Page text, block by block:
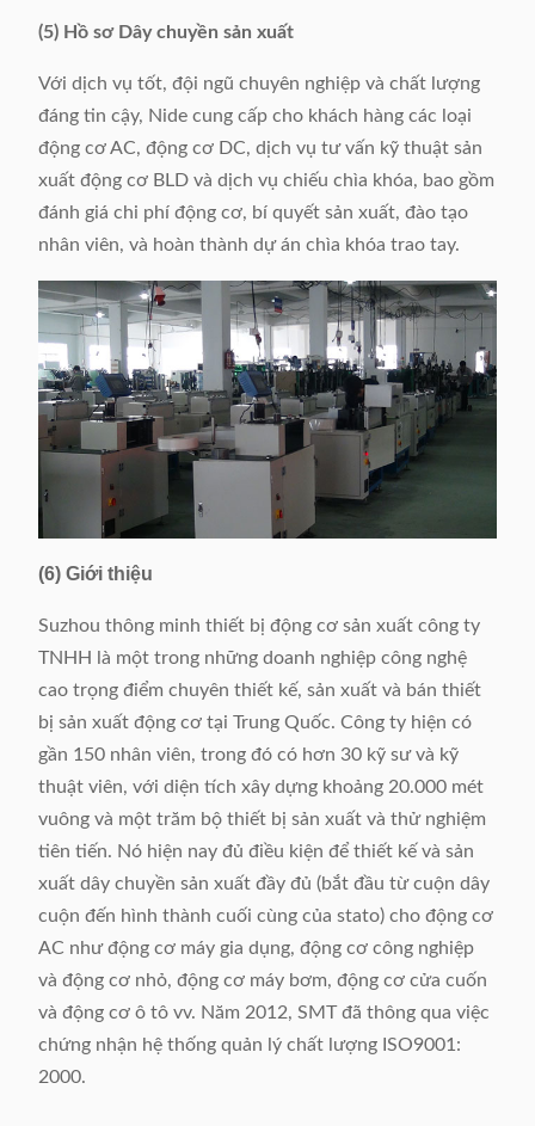
(5) Hồ sơ Dây chuyền sản xuất
Với dịch vụ tốt, đội ngũ chuyên nghiệp và chất lượng
đáng tin cậy, Nide cung cấp cho khách hàng các loại
động cơ AC, động cơ DC, dịch vụ tư vấn kỹ thuật sản
xuất động cơ BLD và dịch vụ chiếu chìa khóa, bao gồm
đánh giá chi phí động cơ, bí quyết sản xuất, đào tạo
nhân viên, và hoàn thành dự án chìa khóa trao tay.
(6) Giới thiệu
Suzhou thông minh thiết bị động cơ sản xuất công ty
TNHH là một trong những doanh nghiệp công nghệ
cao trọng điểm chuyên thiết kế, sản xuất và bán thiết
bị sản xuất động cơ tại Trung Quốc. Công ty hiện có
gần 150 nhân viên, trong đó có hơn 30 kỹ sư và kỹ
thuật viên, với diện tích xây dựng khoảng 20.000 mét
vuông và một trăm bộ thiết bị sản xuất và thử nghiệm
tiên tiến. Nó hiện nay đủ điều kiện để thiết kế và sản
xuất dây chuyền sản xuất đầy đủ (bắt đầu từ cuộn dây
cuộn đến hình thành cuối cùng của stato) cho động cơ
AC như động cơ máy gia dụng, động cơ công nghiệp
và động cơ nhỏ, động cơ máy bơm, động cơ cửa cuốn
và động cơ ô tô vv. Năm 2012, SMT đã thông qua việc
chứng nhận hệ thống quản lý chất lượng ISO9001:
2000.